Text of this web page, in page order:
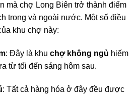
mà chợ Long Biên trở thành điểm
trong và ngoài nước. Một số điều
khu chợ này:
: Đây là khu chợ không ngủ hiếm
từ tối đến sáng hôm sau.
: Tất cả hàng hóa ở đây đều được